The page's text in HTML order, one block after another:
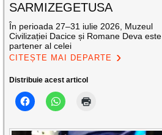
SARMIZEGETUSA
În perioada 27–31 iulie 2026, Muzeul
Civilizației Dacice și Romane Deva este
partener al celei
CITEȘTE MAI DEPARTE
Distribuie acest articol